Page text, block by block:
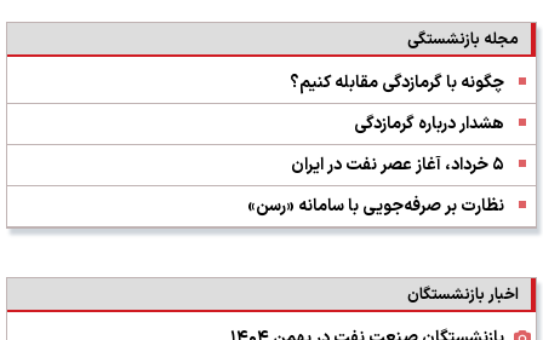
مجله بازنشستگی
چگونه با گرمازدگی مقابله کنیم؟
هشدار درباره گرمازدگی
۵ خرداد، آغاز عصر نفت در ایران
نظارت بر صرفه‌جویی با سامانه «رسن»
اخبار بازنشستگان